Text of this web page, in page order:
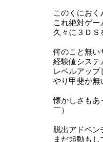
このくにおく
これ絶対ゲ
久々に３ＤＳ
何のこと無い
経験値システ
レベルアッ
やり甲斐が
懐かしさも
￣）
脱出アドベン
まだ起動も